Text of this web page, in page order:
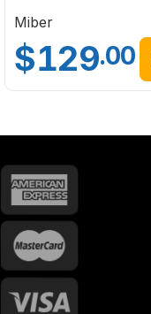
Miber
$129.00